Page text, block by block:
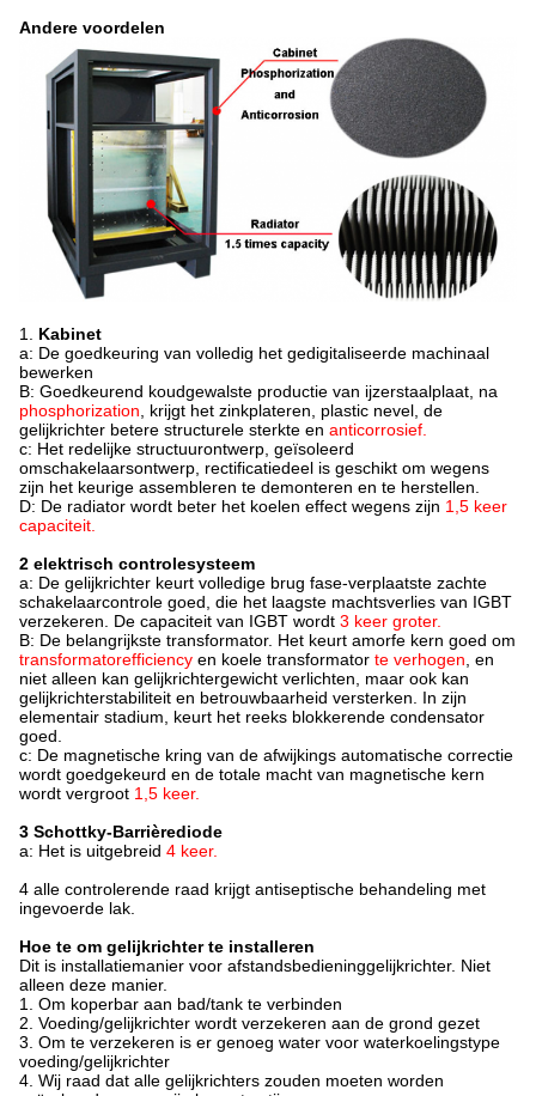
Andere voordelen
1. Kabinet
a: De goedkeuring van volledig het gedigitaliseerde machinaal
bewerken
B: Goedkeurend koudgewalste productie van ijzerstaalplaat, na
phosphorization , krijgt het zinkplateren, plastic nevel, de
gelijkrichter betere structurele sterkte en anticorrosief.
c: Het redelijke structuurontwerp, geïsoleerd
omschakelaarsontwerp, rectificatiedeel is geschikt om wegens
zijn het keurige assembleren te demonteren en te herstellen.
D: De radiator wordt beter het koelen effect wegens zijn 1,5 keer
capaciteit.
2 elektrisch controlesysteem
a: De gelijkrichter keurt volledige brug fase-verplaatste zachte
schakelaarcontrole goed, die het laagste machtsverlies van IGBT
verzekeren. De capaciteit van IGBT wordt 3 keer groter.
B: De belangrijkste transformator. Het keurt amorfe kern goed om
transformatorefficiency en koele transformator te verhogen , en
niet alleen kan gelijkrichtergewicht verlichten, maar ook kan
gelijkrichterstabiliteit en betrouwbaarheid versterken. In zijn
elementair stadium, keurt het reeks blokkerende condensator
goed.
c: De magnetische kring van de afwijkings automatische correctie
wordt goedgekeurd en de totale macht van magnetische kern
wordt vergroot 1,5 keer.
3 Schottky-Barrièrediode
a: Het is uitgebreid 4 keer.
4 alle controlerende raad krijgt antiseptische behandeling met
ingevoerde lak.
Hoe te om gelijkrichter te installeren
Dit is installatiemanier voor afstandsbedieninggelijkrichter. Niet
alleen deze manier.
1. Om koperbar aan bad/tank te verbinden
2. Voeding/gelijkrichter wordt verzekeren aan de grond gezet
3. Om te verzekeren is er genoeg water voor waterkoelingstype
voeding/gelijkrichter
4. Wij raad dat alle gelijkrichters zouden moeten worden